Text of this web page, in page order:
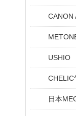
CANON
USHIO
CHELIC
日本